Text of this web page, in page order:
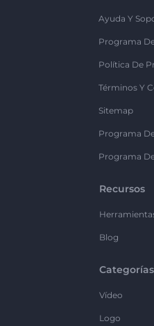
Ayuda Y
Programa
Política De
Términos Y
Sitemap
Programa
Programa
Recursos
Blog
Categorías
Vídeo
Logo